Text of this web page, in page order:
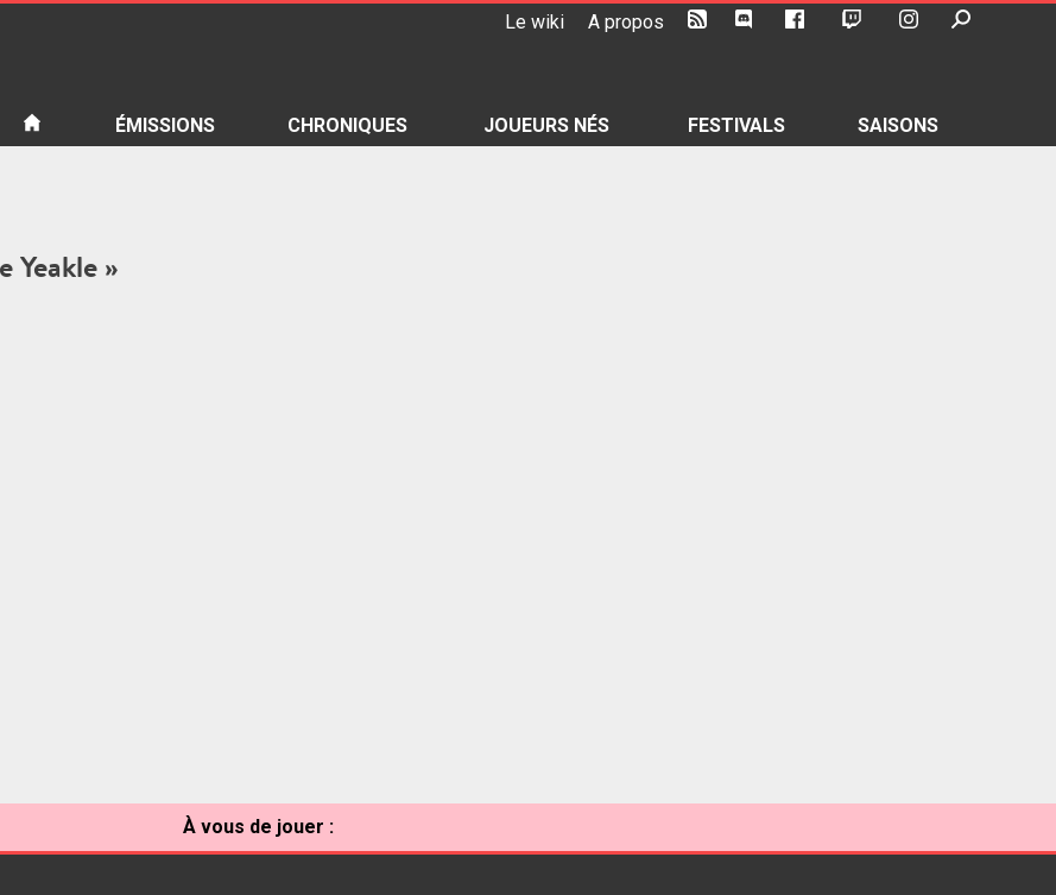
Le wiki A propos
ÉMISSIONS CHRONIQUES JOUEURS NÉS FESTIVALS SAISONS
Yeakle »
À vous de jouer :